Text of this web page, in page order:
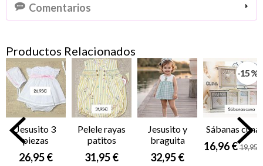
Comentarios
Productos Relacionados
Jesusito 3
piezas
26,95 €
Pelele rayas
patitos
31,95 €
Jesusito y
braguita
32,95 €
-15 %
Sábanas cuna
16,96 €19,95 €